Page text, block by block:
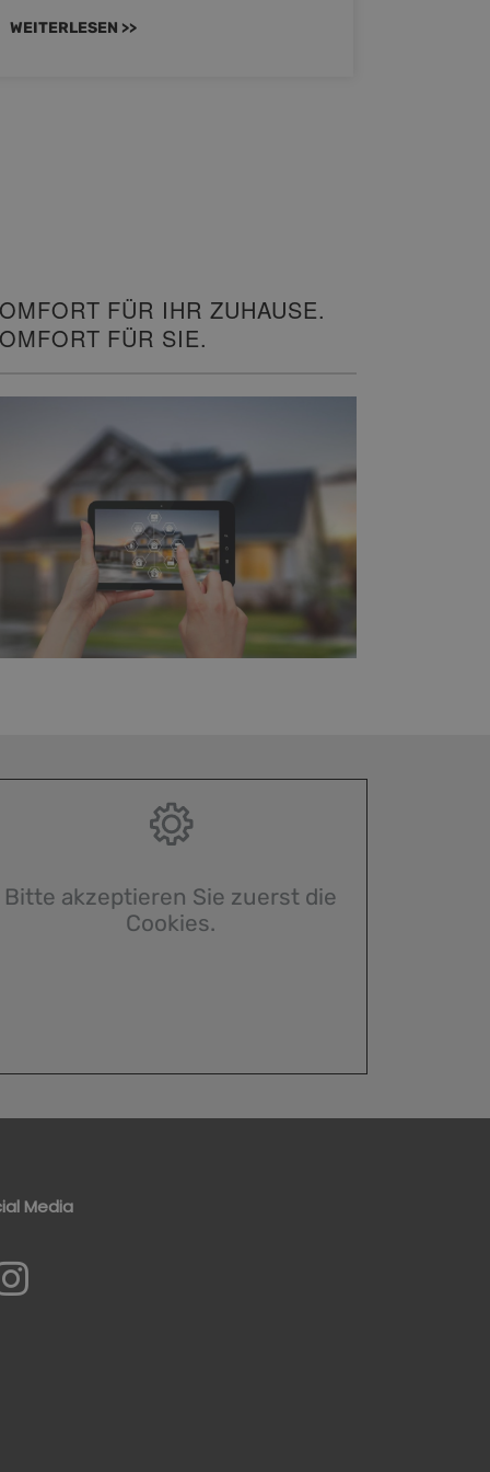
WEITERLESEN >>
FÜR IHR ZUHAUSE.
FÜR SIE.
Bitte akzeptieren Sie zuerst die
Cookies.
Media